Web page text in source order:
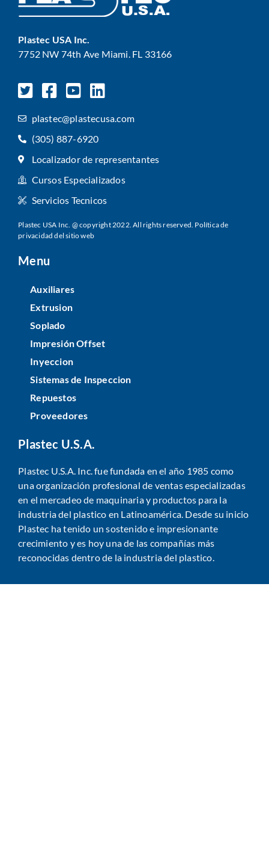
Plastec USA Inc.
7752 NW 74th Ave Miami. FL 33166
plastec@plastecusa.com
(305) 887-6920
Localizador de representantes
Cursos Especializados
Servicios Tecnicos
Plastec USA Inc. @ copyright 2022. All rights reserved. Política de
privacidad del sitio web
Menu
Auxiliares
Extrusion
Soplado
Impresión Offset
Inyeccion
Sistemas de Inspeccion
Repuestos
Proveedores
Plastec U.S.A.
Plastec U.S.A. Inc. fue fundada en el año 1985 como
una organización profesional de ventas especializadas
en el mercadeo de maquinaria y productos para la
industria del plastico en Latinoamérica. Desde su inicio
Plastec ha tenido un sostenido e impresionante
crecimiento y es hoy una de las compañías más
reconocidas dentro de la industria del plastico.